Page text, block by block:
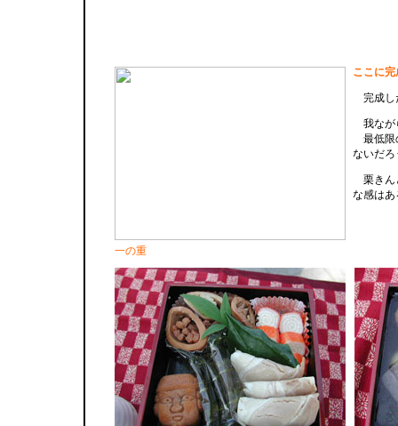
一の重
ここに
完成し
我なが
最低限
ないだろ
栗きん
な感はあ